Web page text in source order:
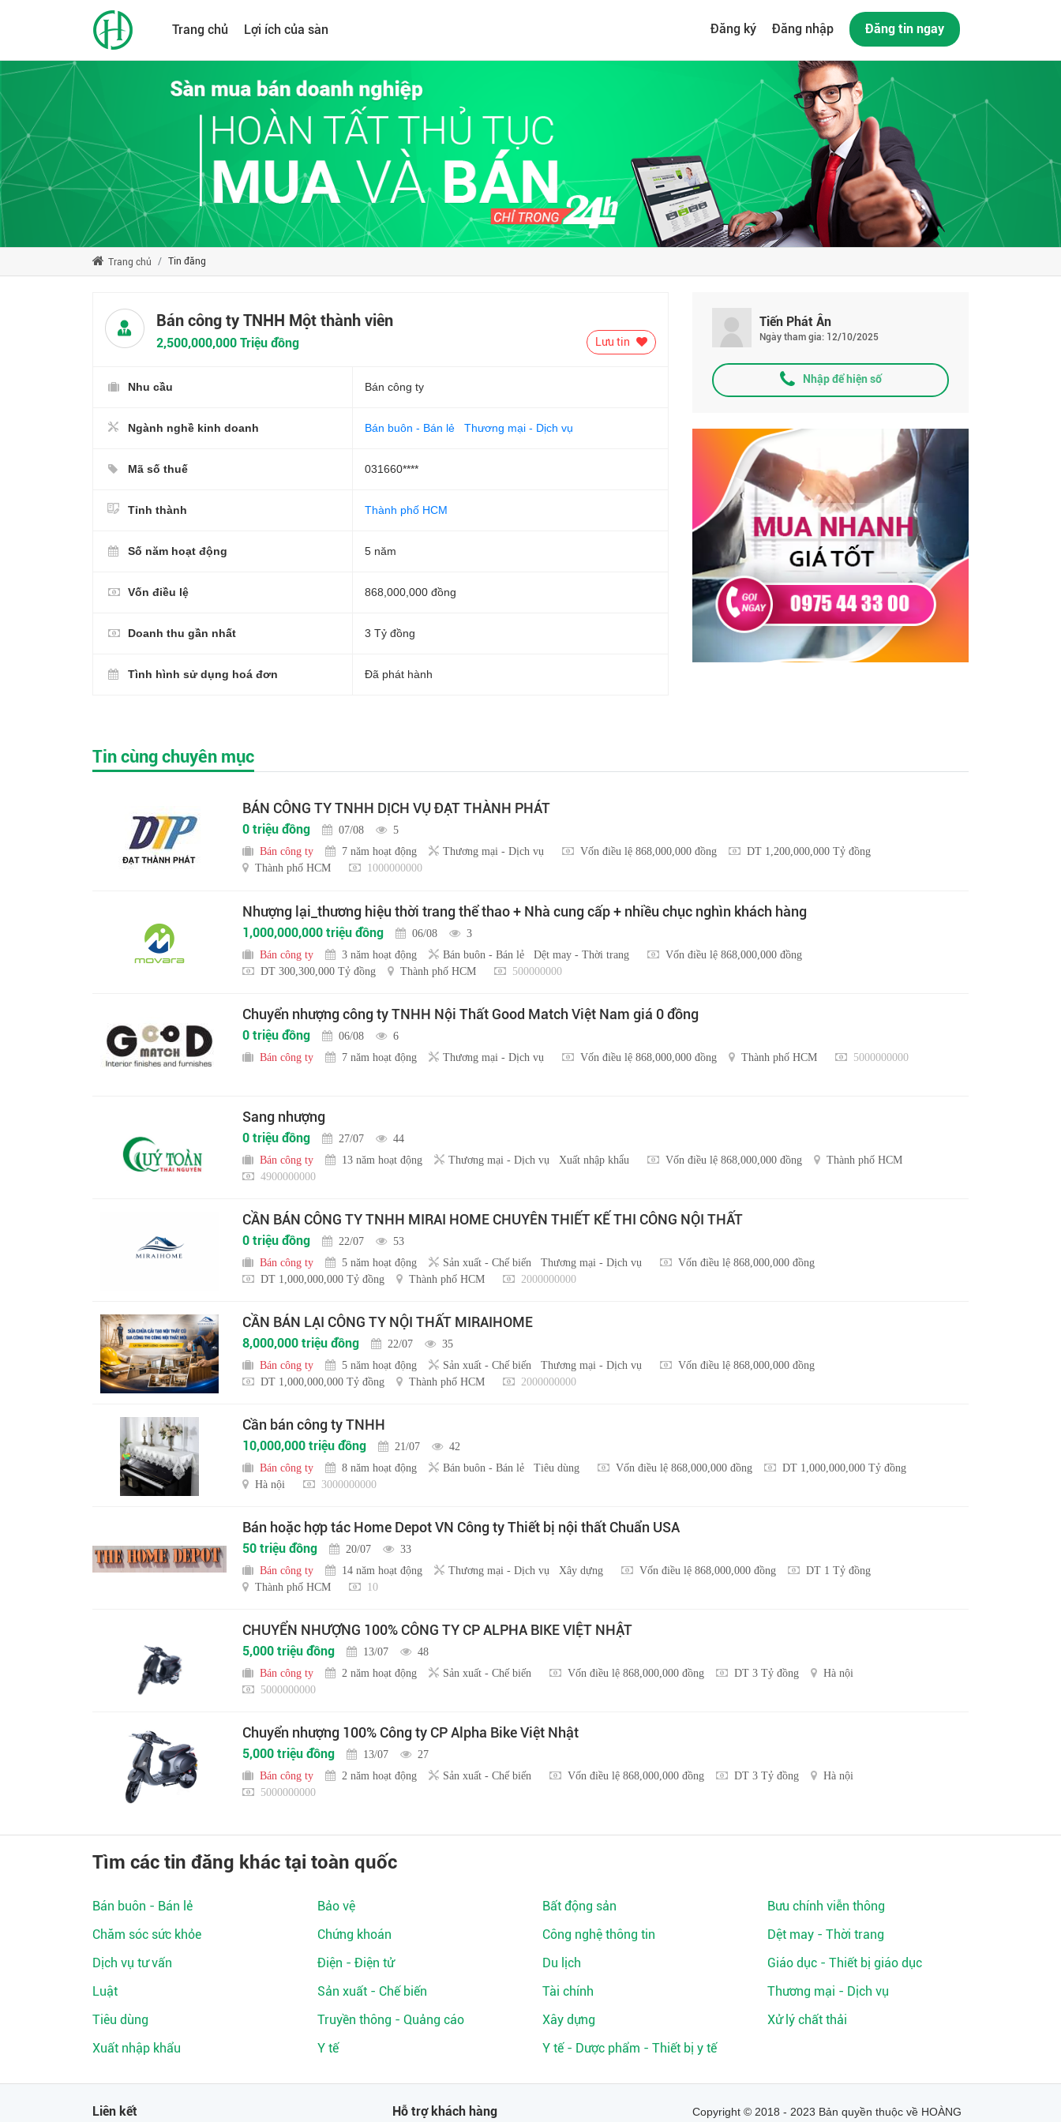
Trang chủ Lợi ích của sàn Đăng ký Đăng nhập Đăng tin ngay
Trang chủ Tin đăng
Bán công ty TNHH Một thành viên
2,500,000,000 Triệu đồng Lưu tin
Nhu cầu Bán công ty
Ngành nghề kinh doanh Bán buôn - Bán lẻ Thương mại - Dịch vụ
Mã số thuế 031660****
Tỉnh thành Thành phố HCM
Số năm hoạt động 5 năm
Vốn điều lệ 868,000,000 đồng
Doanh thu gần nhất 3 Tỷ đồng
Tình hình sử dụng hoá đơn Đã phát hành
Tiến Phát Ân
Ngày tham gia: 12/10/2025
Nhập để hiện số
Tin cùng chuyên mục
BÁN CÔNG TY TNHH DỊCH VỤ ĐẠT THÀNH PHÁT
0 triệu đồng 07/08
5
Bán công ty
7 năm hoạt động Thương mại - Dịch vụ Vốn điều lệ 868,000,000 đồng
DT 1,200,000,000 Tỷ đồng
Thành phố HCM
1000000000
Nhượng lại_thương hiệu thời trang thể thao + Nhà cung cấp + nhiều chục nghìn khách hàng
1,000,000,000 triệu đồng 06/08
3
Bán công ty
3 năm hoạt động Bán buôn - Bán lẻ Dệt may - Thời trang
Vốn điều lệ 868,000,000 đồng
DT 300,300,000 Tỷ đồng
Thành phố HCM 500000000
Chuyển nhượng công ty TNHH Nội Thất Good Match Việt Nam giá 0 đồng
0 triệu đồng 06/08
6
Bán công ty
7 năm hoạt động Thương mại - Dịch vụ Vốn điều lệ 868,000,000 đồng Thành phố HCM 5000000000
Sang nhượng
0 triệu đồng 27/07
44
Bán công ty
13 năm hoạt động Thương mại - Dịch vụ Xuất nhập khẩu Vốn điều lệ 868,000,000 đồng
Thành phố HCM
4900000000
CẦN BÁN CÔNG TY TNHH MIRAI HOME CHUYÊN THIẾT KẾ THI CÔNG NỘI THẤT
0 triệu đồng 22/07
53
Bán công ty
5 năm hoạt động Sản xuất - Chế biến Thương mại - Dịch vụ
Vốn điều lệ 868,000,000 đồng
DT 1,000,000,000 Tỷ đồng
Thành phố HCM 2000000000
CẦN BÁN LẠI CÔNG TY NỘI THẤT MIRAIHOME
8,000,000 triệu đồng 22/07
35
Bán công ty
5 năm hoạt động Sản xuất - Chế biến Thương mại - Dịch vụ
Vốn điều lệ 868,000,000 đồng
DT 1,000,000,000 Tỷ đồng
Thành phố HCM 2000000000
Cần bán công ty TNHH
10,000,000 triệu đồng 21/07
42
Bán công ty
8 năm hoạt động Bán buôn - Bán lẻ Tiêu dùng Vốn điều lệ 868,000,000 đồng
DT 1,000,000,000 Tỷ đồng
Hà nội
3000000000
Bán hoặc hợp tác Home Depot VN Công ty Thiết bị nội thất Chuẩn USA
50 triệu đồng 20/07
33
Bán công ty
14 năm hoạt động Thương mại - Dịch vụ Xây dựng Vốn điều lệ 868,000,000 đồng
DT 1 Tỷ đồng
Thành phố HCM
10
CHUYỂN NHƯỢNG 100% CÔNG TY CP ALPHA BIKE VIỆT NHẬT
5,000 triệu đồng 13/07
48
Bán công ty
2 năm hoạt động Sản xuất - Chế biến Vốn điều lệ 868,000,000 đồng DT 3 Tỷ đồng
Hà nội
5000000000
Chuyển nhượng 100% Công ty CP Alpha Bike Việt Nhật
5,000 triệu đồng 13/07
27
Bán công ty
2 năm hoạt động Sản xuất - Chế biến Vốn điều lệ 868,000,000 đồng DT 3 Tỷ đồng
Hà nội
5000000000
Tìm các tin đăng khác tại toàn quốc
Bán buôn - Bán lẻ Bảo vệ Bất động sản
Bưu chính viễn thông
Chăm sóc sức khỏe
Chứng khoán Công nghệ thông tin
Dệt may - Thời trang
Dịch vụ tư vấn
Điện - Điện tử Du lịch
Giáo dục - Thiết bị giáo dục
Luật
Sản xuất - Chế biến Tài chính
Thương mại - Dịch vụ
Tiêu dùng
Truyền thông - Quảng cáo Xây dựng
Xử lý chất thải
Xuất nhập khẩu
Y tế Y tế - Dược phẩm - Thiết bị y tế
Liên kết Hỗ trợ khách hàng
Copyright © 2018 - 2023 Bản quyền thuộc về HOÀNG